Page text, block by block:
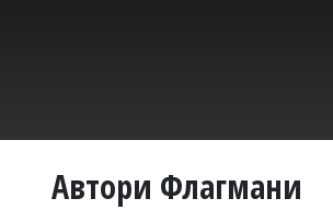
Автори Флагмани